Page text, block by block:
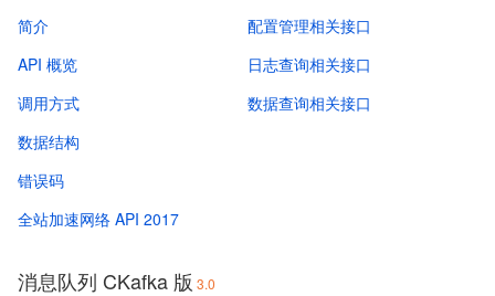
简介
API 概览
调用方式
配置管理相关接口
日志查询相关接口
数据查询相关接口
数据结构
错误码
全站加速网络 API 2017
消息队列 CKafka 版 3.0